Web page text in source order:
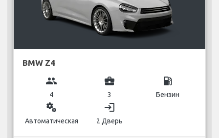
BMW Z4
group
4
business_center
3
local_gas_station
Бензин
miscellaneous_services
Автоматическая
login
2 Дверь